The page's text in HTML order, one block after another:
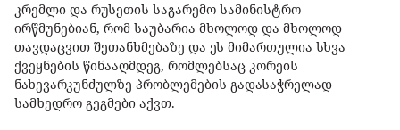
კრემლი და რუსეთის საგარემო სამინისტრო
ირწმუნებიან, რომ საუბარია მხოლოდ და მხოლოდ
თავდაცვით შეთანხმებაზე და ეს მიმართულია სხვა
ქვეყნების წინააღმდეგ, რომლებსაც კორეის
ნახევარკუნძულზე პრობლემების გადასაჭრელად
სამხედრო გეგმები აქვთ.